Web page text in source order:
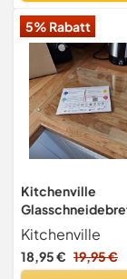
Mod. Marmor
5% Rabatt
Kitchenville
40×30 cm –
Schneidebrett aus
gehärtetem Glas –
Kitchenville
18,95 € 19,95 €